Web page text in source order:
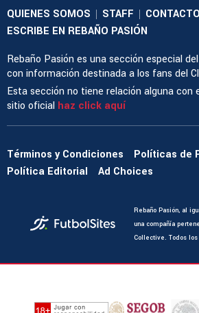
QUIENES SOMOS | STAFF | CONTACTO
ESCRIBE EN REBAÑO PASIÓN
Rebaño Pasión es una sección especial
con información destinada a los fans del
Esta sección no tiene relación alguna con
sitio oficial haz click aquí
Términos y Condiciones
Políticas de
Política Editorial
Ad Choices
Rebaño Pasión, al
una compañía
Collective. Todos